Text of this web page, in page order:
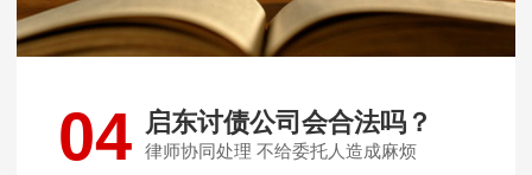
04 启东讨债公司会合法吗？
律师协同处理 不给委托人造成麻烦